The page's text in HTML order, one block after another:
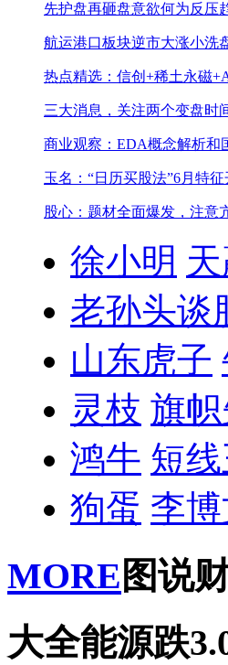
先护盘再砸盘意欲何为反压
航运港口板块逆市大涨小洗
热点精选：信创+稀土永磁
三大消息，关注两个变盘时
商业观察：EDA概念解析和
玉名：“日历买股法”6月特
股心：题材全面爆发，注意
徐小明
老孙头谈
山东虎子
灵枝 旗帜
鸿牛 短线
狗蛋 李博
MORE 图说
大全能源跌